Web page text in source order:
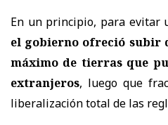
En un principio, para evitar
el gobierno ofreció subir
máximo de tierras que
extranjeros, luego que
liberalización total de las